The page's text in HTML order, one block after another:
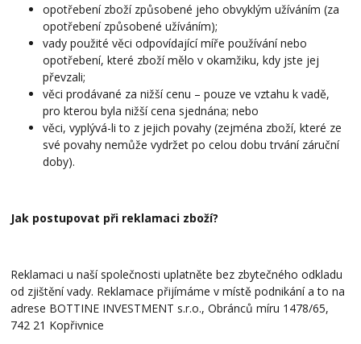
opotřebení zboží způsobené jeho obvyklým užíváním (za
opotřebení způsobené užíváním);
vady použité věci odpovídající míře používání nebo
opotřebení, které zboží mělo v okamžiku, kdy jste jej
převzali;
věci prodávané za nižší cenu – pouze ve vztahu k vadě,
pro kterou byla nižší cena sjednána; nebo
věci, vyplývá-li to z jejich povahy (zejména zboží, které ze
své povahy nemůže vydržet po celou dobu trvání záruční
doby).
Jak postupovat při reklamaci zboží?
Reklamaci u naší společnosti uplatněte bez zbytečného odkladu
od zjištění vady. Reklamace přijímáme v místě podnikání a to na
adrese BOTTINE INVESTMENT s.r.o., Obránců míru 1478/65,
742 21 Kopřivnice